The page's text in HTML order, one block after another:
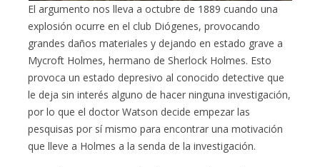
El argumento nos lleva a octubre de 1889 cuando una
explosión ocurre en el club Diógenes, provocando
grandes daños materiales y dejando en estado grave a
Mycroft Holmes, hermano de Sherlock Holmes. Esto
provoca un estado depresivo al conocido detective que
le deja sin interés alguno de hacer ninguna investigación,
por lo que el doctor Watson decide empezar las
pesquisas por sí mismo para encontrar una motivación
que lleve a Holmes a la senda de la investigación.